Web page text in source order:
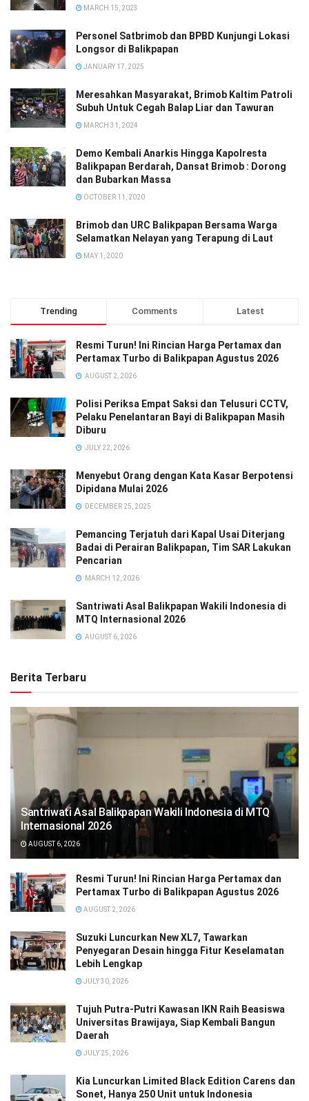
MARCH 15, 2023
Personel Satbrimob dan BPBD Kunjungi Lokasi
Longsor di Balikpapan
JANUARY 17, 2025
Meresahkan Masyarakat, Brimob Kaltim Patroli
Subuh Untuk Cegah Balap Liar dan Tawuran
MARCH 31, 2024
Demo Kembali Anarkis Hingga Kapolresta
Balikpapan Berdarah, Dansat Brimob : Dorong
dan Bubarkan Massa
OCTOBER 11, 2020
Brimob dan URC Balikpapan Bersama Warga
Selamatkan Nelayan yang Terapung di Laut
MAY 1, 2020
Trending Comments Latest
Resmi Turun! Ini Rincian Harga Pertamax dan
Pertamax Turbo di Balikpapan Agustus 2026
AUGUST 2, 2026
Polisi Periksa Empat Saksi dan Telusuri CCTV,
Pelaku Penelantaran Bayi di Balikpapan Masih
Diburu
JULY 22, 2026
Menyebut Orang dengan Kata Kasar Berpotensi
Dipidana Mulai 2026
DECEMBER 25, 2025
Pemancing Terjatuh dari Kapal Usai Diterjang
Badai di Perairan Balikpapan, Tim SAR Lakukan
Pencarian
MARCH 12, 2026
Santriwati Asal Balikpapan Wakili Indonesia di
MTQ Internasional 2026
AUGUST 6, 2026
Berita Terbaru
Santriwati Asal Balikpapan Wakili Indonesia di MTQ
Internasional 2026
AUGUST 6, 2026
Resmi Turun! Ini Rincian Harga Pertamax dan
Pertamax Turbo di Balikpapan Agustus 2026
AUGUST 2, 2026
Suzuki Luncurkan New XL7, Tawarkan
Penyegaran Desain hingga Fitur Keselamatan
Lebih Lengkap
JULY 30, 2026
Tujuh Putra-Putri Kawasan IKN Raih Beasiswa
Universitas Brawijaya, Siap Kembali Bangun
Daerah
JULY 25, 2026
Kia Luncurkan Limited Black Edition Carens dan
Sonet, Hanya 250 Unit untuk Indonesia